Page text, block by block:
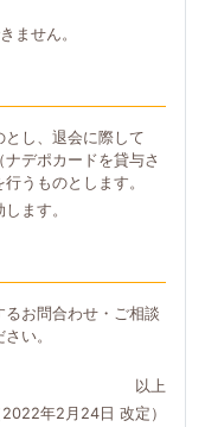
ません。
し、退会に際して
デポカードを貸与さ
うものとします。
ます。
お問合わせ・ご相談
い。
以上
2022年2月24日 改定）